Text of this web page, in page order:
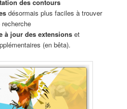
des contours
désormais plus faciles à trouver
à jour des extensions et
(en bêta).